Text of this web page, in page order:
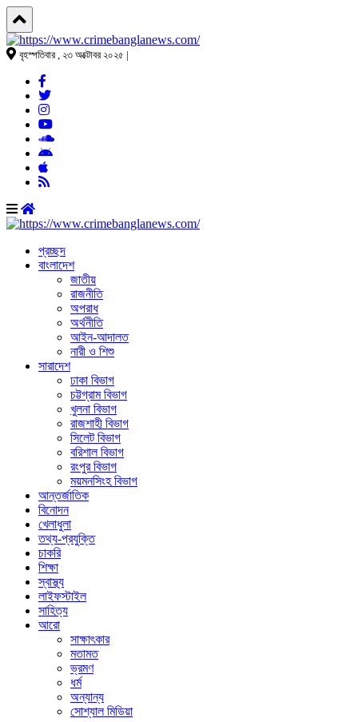
বৃহস্পতিবার , ২৩ অক্টোবর ২০২৫ |
প্রচ্ছদ
বাংলাদেশ
জাতীয়
রাজনীতি
অপরাধ
অর্থনীতি
আইন-আদালত
নারী ও শিশু
সারাদেশ
ঢাকা বিভাগ
চট্টগ্রাম বিভাগ
খুলনা বিভাগ
রাজশাহী বিভাগ
সিলেট বিভাগ
বরিশাল বিভাগ
রংপুর বিভাগ
ময়মনসিংহ বিভাগ
আন্তর্জাতিক
বিনোদন
খেলাধুলা
তথ্য-প্রযুক্তি
চাকরি
শিক্ষা
স্বাস্থ্য
লাইফস্টাইল
সাহিত্য
আরো
সাক্ষাৎকার
মতামত
ভ্রমণ
ধর্ম
অন্যান্য
সোশ্যাল মিডিয়া